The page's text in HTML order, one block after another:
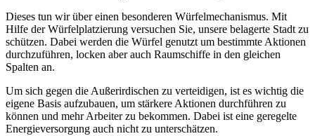
Dieses tun wir über einen besonderen Würfelmechanismus. Mit
Hilfe der Würfelplatzierung versuchen Sie, unsere belagerte Stadt zu
schützen. Dabei werden die Würfel genutzt um bestimmte Aktionen
durchzuführen, locken aber auch Raumschiffe in den gleichen
Spalten an.
Um sich gegen die Außerirdischen zu verteidigen, ist es wichtig die
eigene Basis aufzubauen, um stärkere Aktionen durchführen zu
können und mehr Arbeiter zu bekommen. Dabei ist eine geregelte
Energieversorgung auch nicht zu unterschätzen.